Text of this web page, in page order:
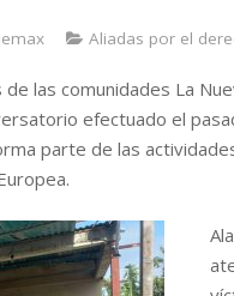
Aliadas por el
las comunidades La
efectuado el
parte de las